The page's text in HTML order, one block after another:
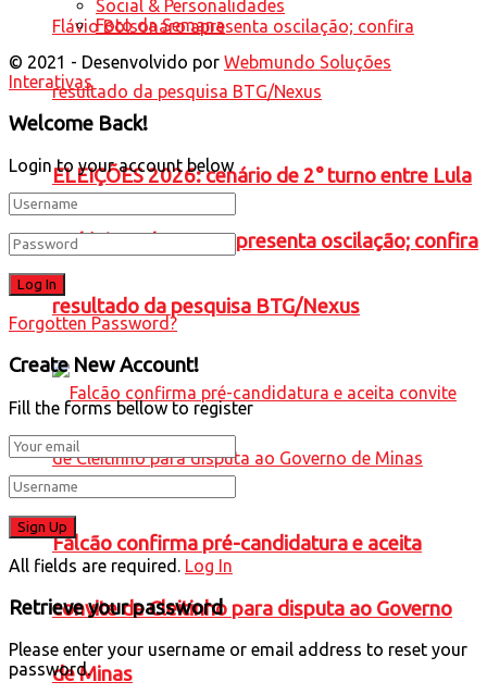
ELEIÇÕES 2026: cenário de 2° turno entre Lula
e Flávio Bolsonaro apresenta oscilação; confira
resultado da pesquisa BTG/Nexus
Falcão confirma pré-candidatura e aceita
convite de Cleitinho para disputa ao Governo
de Minas
Social & Personalidades
Foto da Semana
© 2021 - Desenvolvido por Webmundo Soluções
Interativas
Welcome Back!
Login to your account below
Forgotten Password?
Create New Account!
Fill the forms bellow to register
All fields are required. Log In
Retrieve your password
Please enter your username or email address to reset your
password.